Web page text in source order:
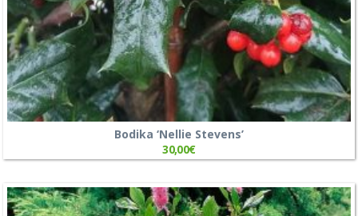
Bodika ‘Nellie Stevens’
30,00€